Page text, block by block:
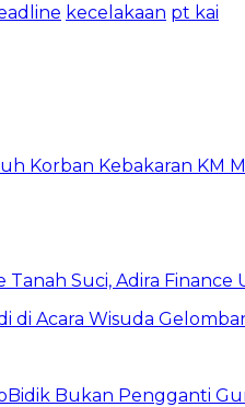
kecelakaan pt kai
Korban Kebakaran KM
Suci, Adira
Bukan Pengganti